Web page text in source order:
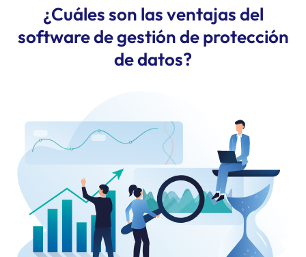
¿Cuáles son las ventajas del
software de gestión de protección
de datos?